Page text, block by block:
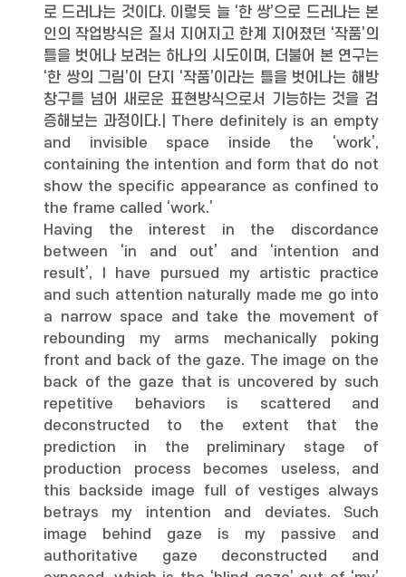
로 드러나는 것이다. 이렇듯 늘 ‘한 쌍’으로 드러나는 본
인의 작업방식은 질서 지어지고 한계 지어졌던 ‘작품’의
틀을 벗어나 보려는 하나의 시도이며, 더불어 본 연구는
‘한 쌍의 그림’이 단지 ‘작품’이라는 틀을 벗어나는 해방
창구를 넘어 새로운 표현방식으로서 기능하는 것을 검
증해보는 과정이다.| There definitely is an empty
and invisible space inside the ‘work’,
containing the intention and form that do not
show the specific appearance as confined to
the frame called ‘work.’
Having the interest in the discordance
between ‘in and out’ and ‘intention and
result’, I have pursued my artistic practice
and such attention naturally made me go into
a narrow space and take the movement of
rebounding my arms mechanically poking
front and back of the gaze. The image on the
back of the gaze that is uncovered by such
repetitive behaviors is scattered and
deconstructed to the extent that the
prediction in the preliminary stage of
production process becomes useless, and
this backside image full of vestiges always
betrays my intention and deviates. Such
image behind gaze is my passive and
authoritative gaze deconstructed and